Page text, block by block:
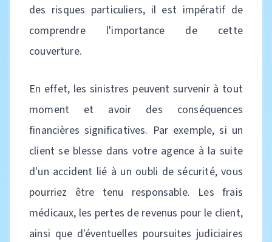
des risques particuliers, il est impératif de
comprendre l'importance de cette
couverture.
En effet, les sinistres peuvent survenir à tout
moment et avoir des conséquences
financières significatives. Par exemple, si un
client se blesse dans votre agence à la suite
d'un accident lié à un oubli de sécurité, vous
pourriez être tenu responsable. Les frais
médicaux, les pertes de revenus pour le client,
ainsi que d'éventuelles poursuites judiciaires